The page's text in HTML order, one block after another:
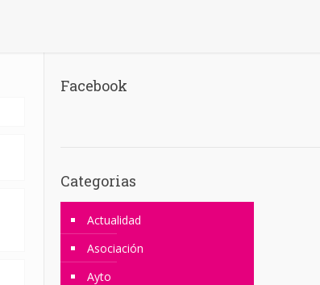
Facebook
Categorias
Actualidad
Asociación
Ayto